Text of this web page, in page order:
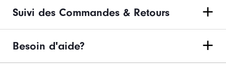
Suivi des Commandes & Retours
Besoin d'aide?